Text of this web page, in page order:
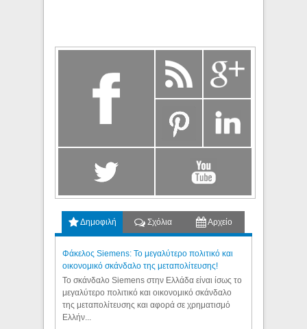
Δημοφιλή Σχόλια Αρχείο
Φάκελος Siemens: Το μεγαλύτερο πολιτικό και
οικονομικό σκάνδαλο της μεταπολίτευσης!
Το σκάνδαλο Siemens στην Ελλάδα είναι ίσως το
μεγαλύτερο πολιτικό και οικονομικό σκάνδαλο
της μεταπολίτευσης και αφορά σε χρηματισμό
Ελλήν...